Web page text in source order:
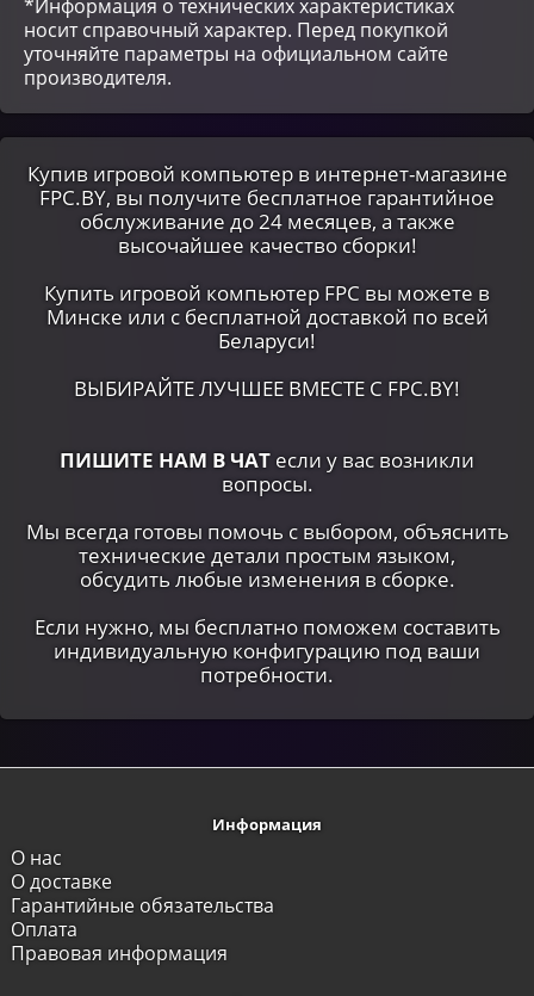
*Информация о технических характеристиках
носит справочный характер. Перед покупкой
уточняйте параметры на официальном сайте
производителя.
Купив игровой компьютер в интернет-магазине
FPC.BY, вы получите бесплатное гарантийное
обслуживание до 24 месяцев, а также
высочайшее качество сборки!
Купить игровой компьютер FPC вы можете в
Минске или c бесплатной доставкой по всей
Беларуси!
ВЫБИРАЙТЕ ЛУЧШЕЕ ВМЕСТЕ С FPC.BY!
ПИШИТЕ НАМ В ЧАТ если у вас возникли
вопросы.
Мы всегда готовы помочь с выбором, объяснить
технические детали простым языком,
обсудить любые изменения в сборке.
Если нужно, мы бесплатно поможем составить
индивидуальную конфигурацию под ваши
потребности.
Информация
О нас
О доставке
Гарантийные обязательства
Оплата
Правовая информация